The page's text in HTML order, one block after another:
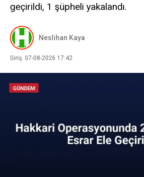
geçirildi, 1 şüpheli yakalandı.
Neslihan Kaya
Giriş: 07-08-2026 17:42